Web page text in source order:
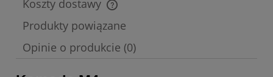
Koszty dostawy
Cena nie zawiera ewentualnych kosztów płatności
Produkty powiązane
Opinie o produkcie (0)